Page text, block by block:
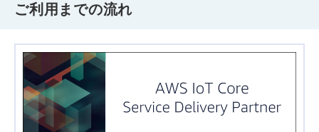
ご利用までの流れ